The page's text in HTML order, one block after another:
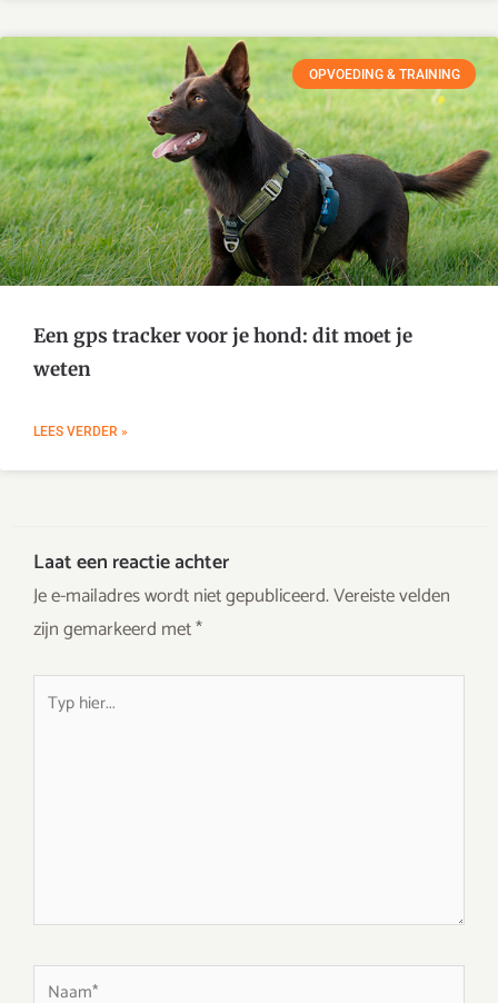
OPVOEDING & TRAINING
Een gps tracker voor je hond: dit moet je
weten
LEES VERDER »
Laat een reactie achter
Je e-mailadres wordt niet gepubliceerd.Vereiste velden
zijn gemarkeerd met*
Typ
Naam*